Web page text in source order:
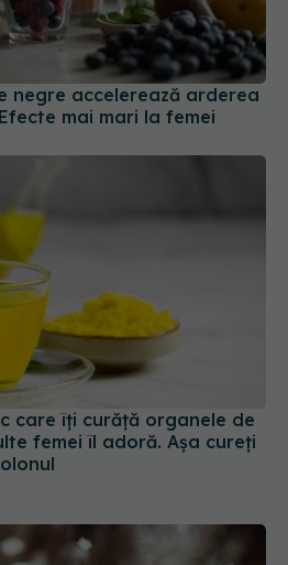
negre accelerează arderea
mai mari la femei
care îți curăță organele de
femei îl adoră. Așa cureți